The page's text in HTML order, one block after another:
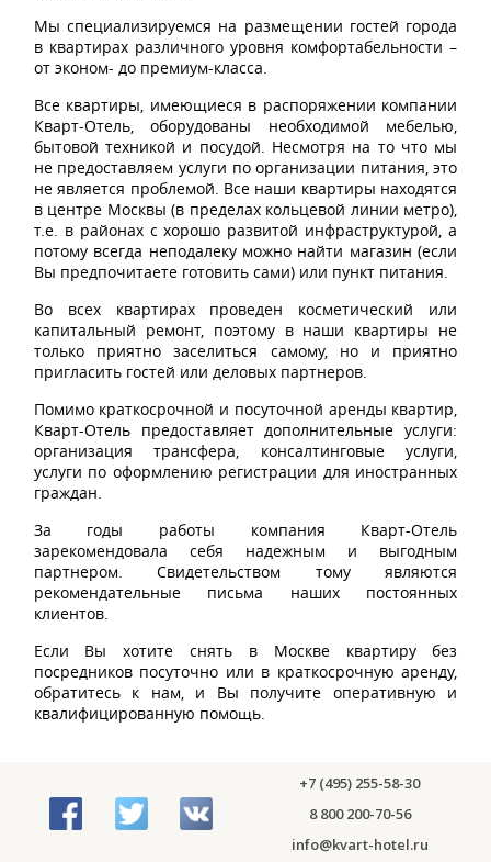
Мы специализируемся на размещении гостей города
в квартирах различного уровня комфортабельности –
от эконом- до премиум-класса.
Все квартиры, имеющиеся в распоряжении компании
Кварт-Отель, оборудованы необходимой мебелью,
бытовой техникой и посудой. Несмотря на то что мы
не предоставляем услуги по организации питания, это
не является проблемой. Все наши квартиры находятся
в центре Москвы (в пределах кольцевой линии метро),
т.е. в районах с хорошо развитой инфраструктурой, а
потому всегда неподалеку можно найти магазин (если
Вы предпочитаете готовить сами) или пункт питания.
Во всех квартирах проведен косметический или
капитальный ремонт, поэтому в наши квартиры не
только приятно заселиться самому, но и приятно
пригласить гостей или деловых партнеров.
Помимо краткосрочной и посуточной аренды квартир,
Кварт-Отель предоставляет дополнительные услуги:
организация трансфера, консалтинговые услуги,
услуги по оформлению регистрации для иностранных
граждан.
За годы работы компания Кварт-Отель
зарекомендовала себя надежным и выгодным
партнером. Свидетельством тому являются
рекомендательные письма наших постоянных
клиентов.
Если Вы хотите снять в Москве квартиру без
посредников посуточно или в краткосрочную аренду,
обратитесь к нам, и Вы получите оперативную и
квалифицированную помощь.
+7 (495) 255-58-30
8 800 200-70-56
info@kvart-hotel.ru